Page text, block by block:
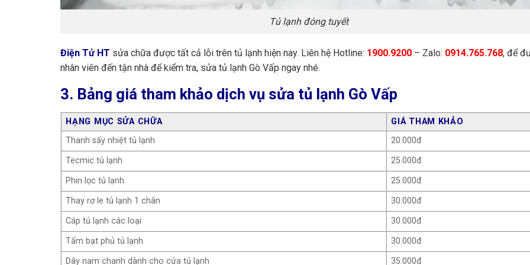
Tủ lạnh đóng tuyết
Điện Tử HT sửa chữa được tất cả lỗi trên tủ lạnh hiện nay. Liên hệ Hotline: 1900.9200 – Zalo: 0914.765.768, để
nhân viên đến tận nhà để kiểm tra, sửa tủ lạnh Gò Vấp ngay nhé.
3. Bảng giá tham khảo dịch vụ sửa tủ lạnh Gò Vấp
HẠNG MỤC SỬA CHỮA
GIÁ THAM KHẢO
Thanh sấy nhiệt tủ lạnh
20.000đ
Tecmic tủ lạnh
25.000đ
Phin lọc tủ lạnh
25.000đ
Thay rơ le tủ lạnh 1 chân
30.000đ
Cáp tủ lạnh các loại
30.000đ
Tấm bạt phủ tủ lạnh
30.000đ
Dây nam chanh dành cho cửa tủ lạnh
35.000đ